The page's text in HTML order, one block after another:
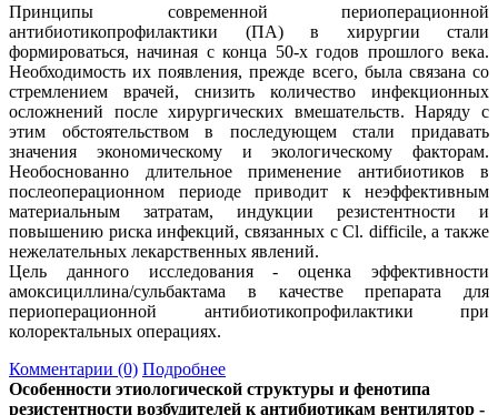
Принципы современной периоперационной
антибиотикопрофилактики (ПА) в хирургии стали
формироваться, начиная с конца 50-х годов прошлого века.
Необходимость их появления, прежде всего, была связана со
стремлением врачей, снизить количество инфекционных
осложнений после хирургических вмешательств. Наряду с
этим обстоятельством в последующем стали придавать
значения экономическому и экологическому факторам.
Необоснованно длительное применение антибиотиков в
послеоперационном периоде приводит к неэффективным
материальным затратам, индукции резистентности и
повышению риска инфекций, связанных с Cl. difficile, а также
нежелательных лекарственных явлений.
Цель данного исследования - оценка эффективности
амоксициллина/сульбактама в качестве препарата для
периоперационной антибиотикопрофилактики при
колоректальных операциях.
Комментарии (0) Подробнее
Особенности этиологической структуры и фенотипа
резистентности возбудителей к антибиотикам вентилятор -